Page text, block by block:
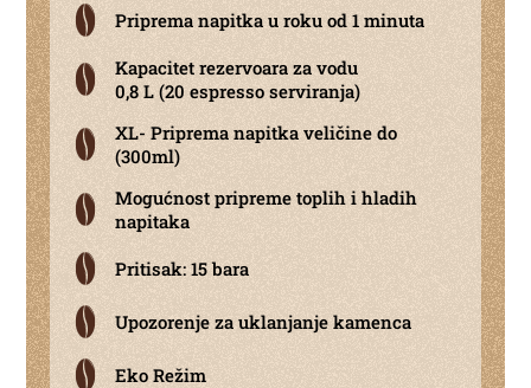
Priprema napitka u roku od 1 minuta
Kapacitet rezervoara za vodu
0,8 L (20 espresso serviranja)
XL- Priprema napitka veličine do
(300ml)
Mogućnost pripreme toplih i hladih
napitaka
Pritisak: 15 bara
Upozorenje za uklanjanje kamenca
Eko Režim